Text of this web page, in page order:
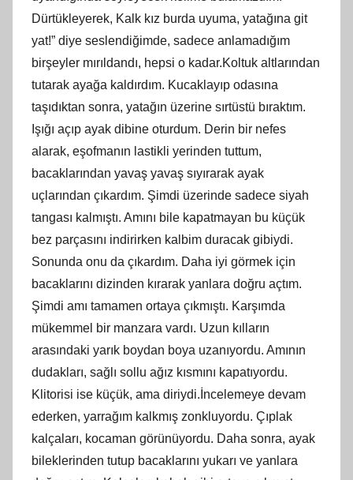
Dürtükleyerek, Kalk kız burda uyuma, yatağına git
yat!” diye seslendiğimde, sadece anlamadığım
birşeyler mırıldandı, hepsi o kadar.Koltuk altlarından
tutarak ayağa kaldırdım. Kucaklayıp odasına
taşıdıktan sonra, yatağın üzerine sırtüstü bıraktım.
Işığı açıp ayak dibine oturdum. Derin bir nefes
alarak, eşofmanın lastikli yerinden tuttum,
bacaklarından yavaş yavaş sıyırarak ayak
uçlarından çıkardım. Şimdi üzerinde sadece siyah
tangası kalmıştı. Amını bile kapatmayan bu küçük
bez parçasını indirirken kalbim duracak gibiydi.
Sonunda onu da çıkardım. Daha iyi görmek için
bacaklarını dizinden kırarak yanlara doğru açtım.
Şimdi amı tamamen ortaya çıkmıştı. Karşımda
mükemmel bir manzara vardı. Uzun kılların
arasındaki yarık boydan boya uzanıyordu. Amının
dudakları, sağlı sollu ağız kısmını kapatıyordu.
Klitorisi ise küçük, ama diriydi.İncelemeye devam
ederken, yarrağım kalkmış zonkluyordu. Çıplak
kalçaları, kocaman görünüyordu. Daha sonra, ayak
bileklerinden tutup bacaklarını yukarı ve yanlara